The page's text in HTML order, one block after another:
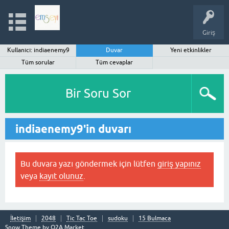
Giriş
Kullanıcı: indiaenemy9 Duvar
Yeni etkinlikler
Tüm sorular
Tüm cevaplar
Bir Soru Sor
indiaenemy9'in duvarı
Bu duvara yazı göndermek için lütfen giriş yapınız
veya kayıt olunuz
İletişim 2048 Tic Tac Toe sudoku
15 Bulmaca
Snow Theme by Q2A Market